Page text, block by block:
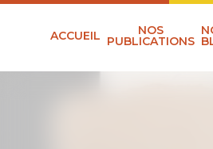
ACCUEIL NOS
PUBLICATIONS